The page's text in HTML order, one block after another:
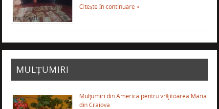
Citește în continuare »
MULȚUMIRI
Mulţumiri din America pentru vrăjitoarea Maria
din Craiova